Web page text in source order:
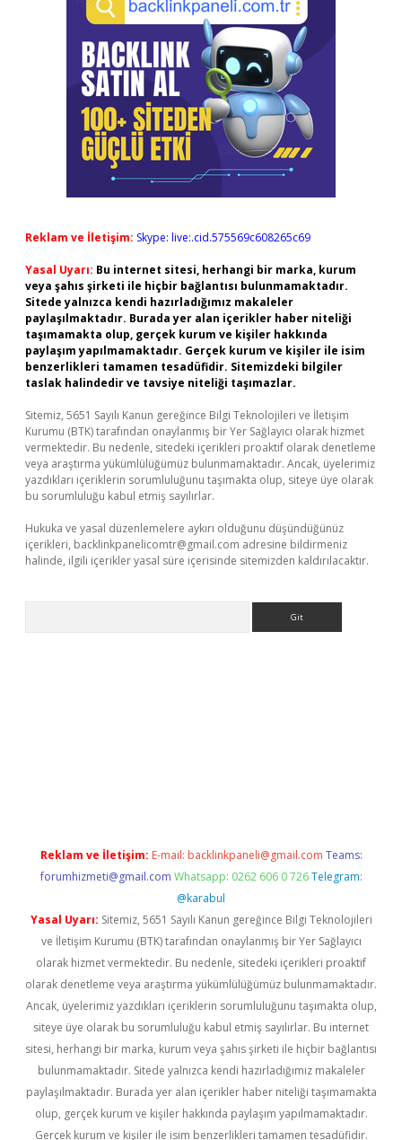
Reklam ve İletişim: Skype: live:.cid.575569c608265c69
Yasal Uyarı: Bu internet sitesi, herhangi bir marka, kurum
veya şahıs şirketi ile hiçbir bağlantısı bulunmamaktadır.
Sitede yalnızca kendi hazırladığımız makaleler
paylaşılmaktadır. Burada yer alan içerikler haber niteliği
taşımamakta olup, gerçek kurum ve kişiler hakkında
paylaşım yapılmamaktadır. Gerçek kurum ve kişiler ile isim
benzerlikleri tamamen tesadüfidir. Sitemizdeki bilgiler
taslak halindedir ve tavsiye niteliği taşımazlar.
Sitemiz, 5651 Sayılı Kanun gereğince Bilgi Teknolojileri ve İletişim
Kurumu (BTK) tarafından onaylanmış bir Yer Sağlayıcı olarak hizmet
vermektedir. Bu nedenle, sitedeki içerikleri proaktif olarak denetleme
veya araştırma yükümlülüğümüz bulunmamaktadır. Ancak, üyelerimiz
yazdıkları içeriklerin sorumluluğunu taşımakta olup, siteye üye olarak
bu sorumluluğu kabul etmiş sayılırlar.
Hukuka ve yasal düzenlemelere aykırı olduğunu düşündüğünüz
içerikleri, backlinkpanelicomtr@gmail.com adresine bildirmeniz
halinde, ilgili içerikler yasal süre içerisinde sitemizden kaldırılacaktır.
Reklam ve İletişim: E-mail: backlinkpaneli@gmail.com Teams:
forumhizmeti@gmail.com Whatsapp: 0262 606 0 726 Telegram:
@karabul
Yasal Uyarı: Sitemiz, 5651 Sayılı Kanun gereğince Bilgi Teknolojileri
ve İletişim Kurumu (BTK) tarafından onaylanmış bir Yer Sağlayıcı
olarak hizmet vermektedir. Bu nedenle, sitedeki içerikleri proaktif
olarak denetleme veya araştırma yükümlülüğümüz bulunmamaktadır.
Ancak, üyelerimiz yazdıkları içeriklerin sorumluluğunu taşımakta olup,
siteye üye olarak bu sorumluluğu kabul etmiş sayılırlar. Bu internet
sitesi, herhangi bir marka, kurum veya şahıs şirketi ile hiçbir bağlantısı
bulunmamaktadır. Sitede yalnızca kendi hazırladığımız makaleler
paylaşılmaktadır. Burada yer alan içerikler haber niteliği taşımamakta
olup, gerçek kurum ve kişiler hakkında paylaşım yapılmamaktadır.
Gerçek kurum ve kişiler ile isim benzerlikleri tamamen tesadüfidir.